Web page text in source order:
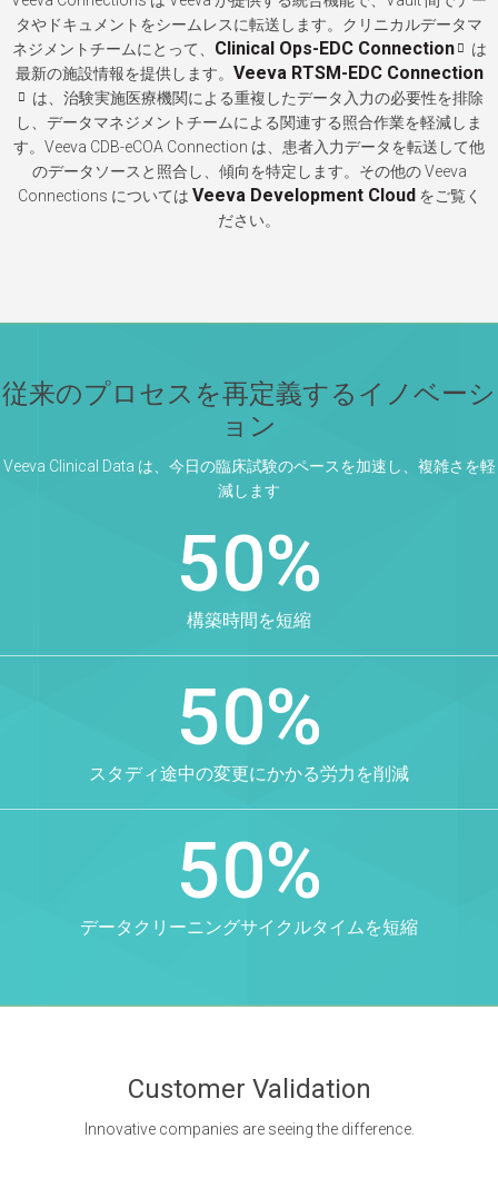
タやドキュメントをシームレスに転送します。クリニカルデータマ
ネジメントチームにとって、 Clinical Ops-EDC Connection
は
最新の施設情報を提供します。 Veeva RTSM-EDC Connection
は、治験実施医療機関による重複したデータ入力の必要性を排除
し、データマネジメントチームによる関連する照合作業を軽減しま
す。Veeva CDB-eCOA Connection は、患者入力データを転送して他
のデータソースと照合し、傾向を特定します。その他の Veeva
Connections については Veeva Development Cloud をご覧く
ださい。
従来のプロセスを再定義するイノベーシ
ョン
Veeva Clinical Data は、今日の臨床試験のペースを加速し、複雑さを軽
減します
50%
構築時間を短縮
50%
スタディ途中の変更にかかる労力を削減
50%
データクリーニングサイクルタイムを短縮
Customer Validation
Innovative companies are seeing the difference.